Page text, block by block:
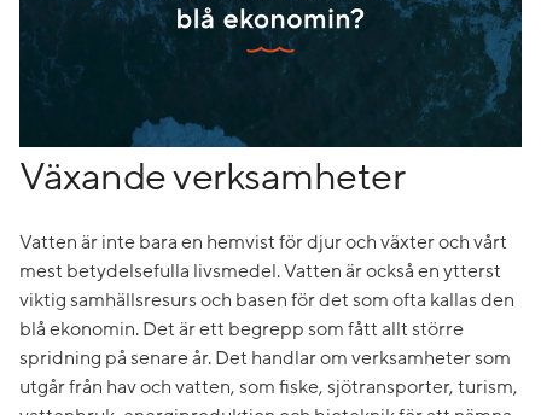
Växande verksamheter
Vatten är inte bara en hemvist för djur och växter och vårt
mest betydelsefulla livsmedel. Vatten är också en ytterst
viktig samhällsresurs och basen för det som ofta kallas den
blå ekonomin. Det är ett begrepp som fått allt större
spridning på senare år. Det handlar om verksamheter som
utgår från hav och vatten, som fiske, sjötransporter, turism,